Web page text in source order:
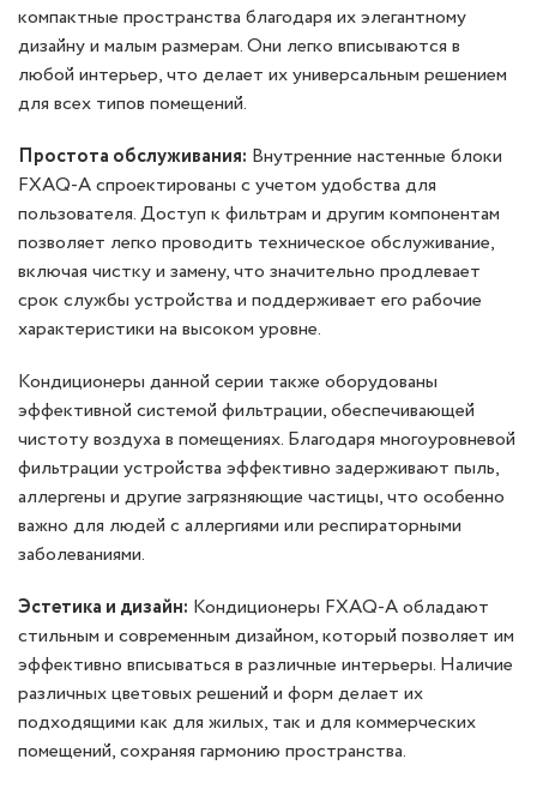
компактные пространства благодаря их элегантному
дизайну и малым размерам. Они легко вписываются в
любой интерьер, что делает их универсальным решением
для всех типов помещений.
Простота обслуживания: Внутренние настенные блоки
FXAQ-A спроектированы с учетом удобства для
пользователя. Доступ к фильтрам и другим компонентам
позволяет легко проводить техническое обслуживание,
включая чистку и замену, что значительно продлевает
срок службы устройства и поддерживает его рабочие
характеристики на высоком уровне.
Кондиционеры данной серии также оборудованы
эффективной системой фильтрации, обеспечивающей
чистоту воздуха в помещениях. Благодаря многоуровневой
фильтрации устройства эффективно задерживают пыль,
аллергены и другие загрязняющие частицы, что особенно
важно для людей с аллергиями или респираторными
заболеваниями.
Эстетика и дизайн: Кондиционеры FXAQ-A обладают
стильным и современным дизайном, который позволяет им
эффективно вписываться в различные интерьеры. Наличие
различных цветовых решений и форм делает их
подходящими как для жилых, так и для коммерческих
помещений, сохраняя гармонию пространства.